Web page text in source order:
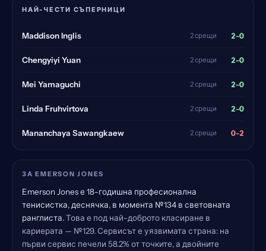
НАЙ-ЧЕСТИ СЪПЕРНИЦИ
Maddison Inglis 2 срещи 2-0
Chengyiyi Yuan 2 срещи 2-0
Mei Yamaguchi 2 срещи 2-0
Linda Fruhvirtova 2 срещи 2-0
Mananchaya Sawangkaew 2 срещи 0-2
ЗА EMERSON JONES
Emerson Jones е 18-годишна професионална
тенисистка, деснячка, в момента №134 в световната
ранглиста.Това е под най-доброто класиране в
кариерата — №129. Сервисът е уязвимата страна: на
първи сервис печели 58.2% от точките, а двойните